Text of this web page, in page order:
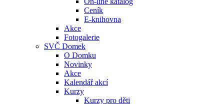
Ceník
E-knihovna
Akce
Fotogalerie
SVČ Domek
O Domku
Novinky
Akce
Kalendář akcí
Kurzy
Kurzy pro děti